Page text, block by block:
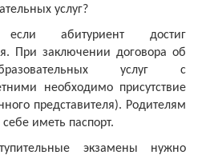
услуг?
абитуриент достиг
При заключении договора об
услуг с
необходимо присутствие
представителя). Родителям
иметь паспорт.
экзамены нужно